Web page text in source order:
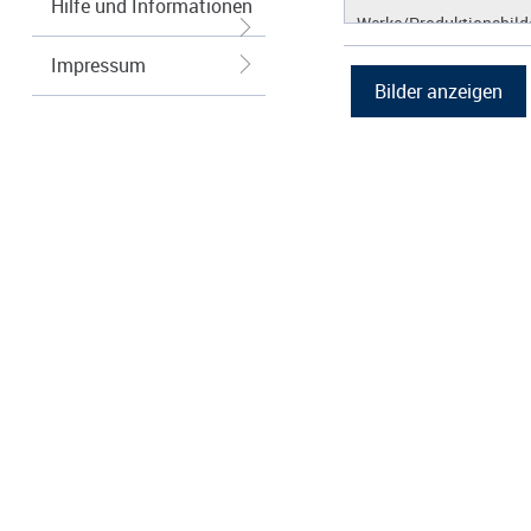
Hilfe und Informationen
Impressum
Werke/
Grafiken